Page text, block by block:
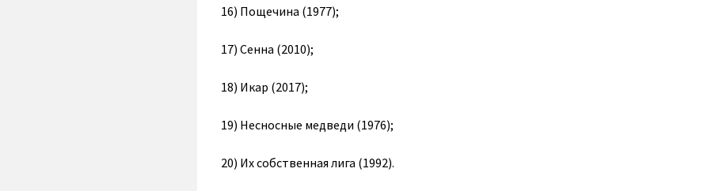
16) Пощечина (1977);
17) Сенна (2010);
18) Икар (2017);
19) Несносные медведи (1976);
20) Их собственная лига (1992).